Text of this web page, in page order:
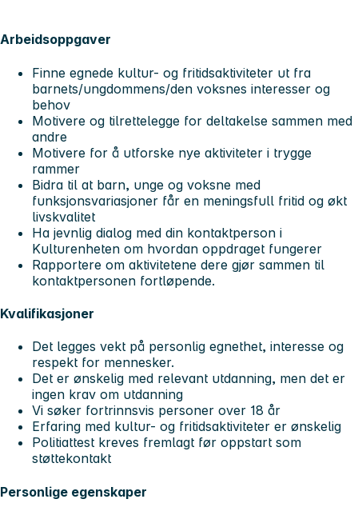
Arbeidsoppgaver
Finne egnede kultur- og fritidsaktiviteter ut fra
barnets/ungdommens/den voksnes interesser og
behov
Motivere og tilrettelegge for deltakelse sammen med
andre
Motivere for å utforske nye aktiviteter i trygge
rammer
Bidra til at barn, unge og voksne med
funksjonsvariasjoner får en meningsfull fritid og økt
livskvalitet
Ha jevnlig dialog med din kontaktperson i
Kulturenheten om hvordan oppdraget fungerer
Rapportere om aktivitetene dere gjør sammen til
kontaktpersonen fortløpende.
Kvalifikasjoner
Det legges vekt på personlig egnethet, interesse og
respekt for mennesker.
Det er ønskelig med relevant utdanning, men det er
ingen krav om utdanning
Vi søker fortrinnsvis personer over 18 år
Erfaring med kultur- og fritidsaktiviteter er ønskelig
Politiattest kreves fremlagt før oppstart som
støttekontakt
Personlige egenskaper